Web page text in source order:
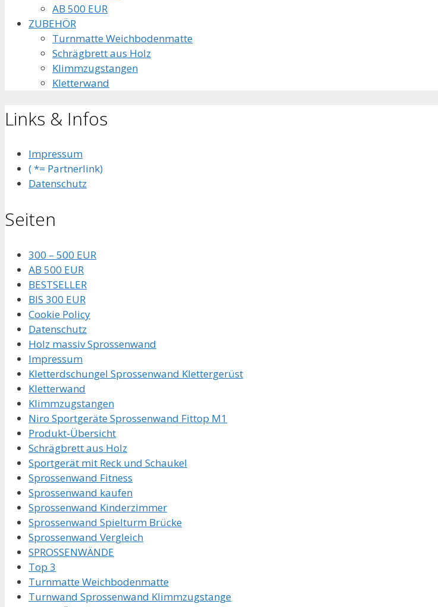
AB 500 EUR
ZUBEHÖR
Turnmatte Weichbodenmatte
Schrägbrett aus Holz
Klimmzugstangen
Kletterwand
Links & Infos
Impressum
( *= Partnerlink)
Datenschutz
Seiten
300 – 500 EUR
AB 500 EUR
BESTSELLER
BIS 300 EUR
Cookie Policy
Datenschutz
Holz massiv Sprossenwand
Impressum
Kletterdschungel Sprossenwand Klettergerüst
Kletterwand
Klimmzugstangen
Niro Sportgeräte Sprossenwand Fittop M1
Produkt-Übersicht
Schrägbrett aus Holz
Sportgerät mit Reck und Schaukel
Sprossenwand Fitness
Sprossenwand kaufen
Sprossenwand Kinderzimmer
Sprossenwand Spielturm Brücke
Sprossenwand Vergleich
SPROSSENWÄNDE
Top 3
Turnmatte Weichbodenmatte
Turnwand Sprossenwand Klimmzugstange